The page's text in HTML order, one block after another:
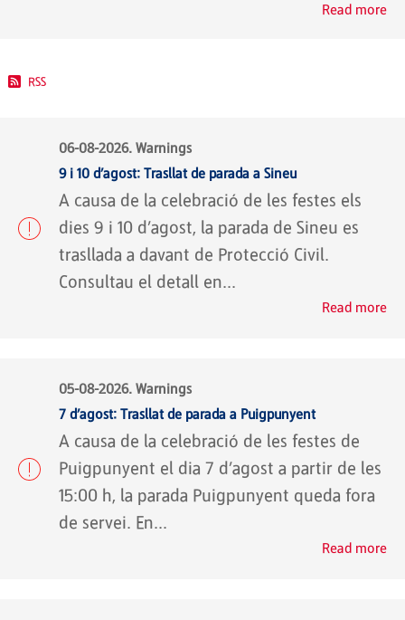
Read more
RSS
06-08-2026. Warnings
9 i 10 d’agost: Trasllat de parada a Sineu
A causa de la celebració de les festes els
dies 9 i 10 d’agost, la parada de Sineu es
trasllada a davant de Protecció Civil.
Consultau el detall en...
Read more
05-08-2026. Warnings
7 d’agost: Trasllat de parada a Puigpunyent
A causa de la celebració de les festes de
Puigpunyent el dia 7 d’agost a partir de les
15:00 h, la parada Puigpunyent queda fora
de servei. En...
Read more